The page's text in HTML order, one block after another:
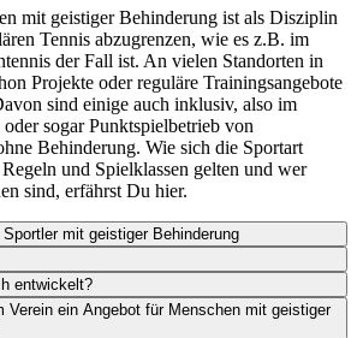
mit geistiger Behinderung ist als Disziplin
Tennis abzugrenzen, wie es z.B. im
der Fall ist. An vielen Standorten in
Projekte oder reguläre Trainingsangebote
sind einige auch inklusiv, also im
sogar Punktspielbetrieb von
Behinderung. Wie sich die Sportart
und Spielklassen gelten und wer
sind, erfährst Du hier.
mit geistiger Behinderung
entwickelt?
Verein ein Angebot für Menschen mit geistiger